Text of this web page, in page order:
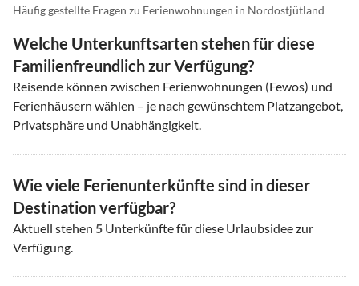
Häufig gestellte Fragen zu Ferienwohnungen in Nordostjütland
Welche Unterkunftsarten stehen für diese
Familienfreundlich zur Verfügung?
Reisende können zwischen Ferienwohnungen (Fewos) und
Ferienhäusern wählen – je nach gewünschtem Platzangebot,
Privatsphäre und Unabhängigkeit.
Wie viele Ferienunterkünfte sind in dieser
Destination verfügbar?
Aktuell stehen 5 Unterkünfte für diese Urlaubsidee zur
Verfügung.